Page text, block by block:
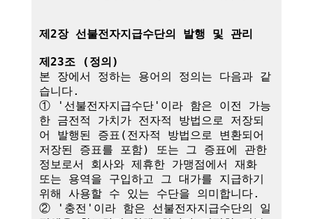
제2장 선불전자지급수단의 발행 및 관리
제23조 (정의)
본 장에서 정하는 용어의 정의는 다음과 같
습니다.
① '선불전자지급수단'이라 함은 이전 가능
한 금전적 가치가 전자적 방법으로 저장되
어 발행된 증표(전자적 방법으로 변환되어
저장된 증표를 포함) 또는 그 증표에 관한
정보로서 회사와 제휴한 가맹점에서 재화
또는 용역을 구입하고 그 대가를 지급하기
위해 사용할 수 있는 수단을 의미합니다.
② '충전'이라 함은 선불전자지급수단의 일